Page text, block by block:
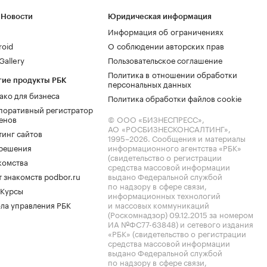
продукты РБК
для бизнеса
регистратор
сайтов
знакомств podbor.ru
управления РБК
Юридическая информация
Информация об ограничениях
О соблюдении авторских прав
Пользовательское соглашение
Политика в отношении обработки
персональных данных
Политика обработки файлов cookie
© ООО «БИЗНЕСПРЕСС»,
АО «РОСБИЗНЕСКОНСАЛТИНГ»,
1995–2026. Сообщения и материалы
информационного агентства «РБК»
(свидетельство о регистрации
средства массовой информации
выдано Федеральной службой
по надзору в сфере связи,
информационных технологий
и массовых коммуникаций
(Роскомнадзор) 09.12.2015 за номером
ИА №ФС77-63848) и сетевого издания
«РБК» (свидетельство о регистрации
средства массовой информации
выдано Федеральной службой
по надзору в сфере связи,